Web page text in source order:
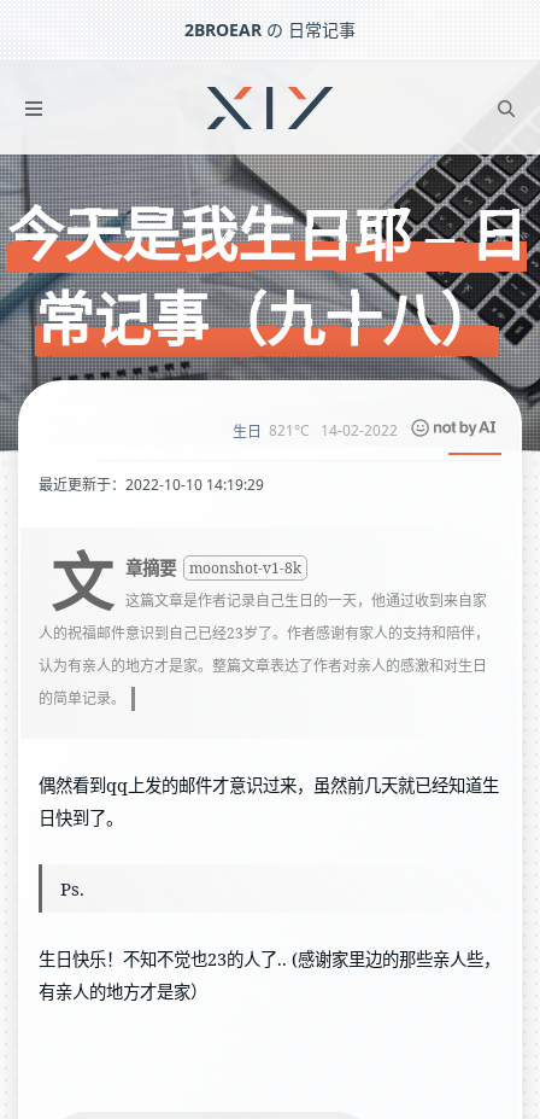
2BROEAR の 日常记事
今天是我生日耶 – 日常记事（九十八）
下一篇：分别总是难以忘怀 – 有感而发（十七）
今天是我生日耶 – 日
常记事（九十八）
生日 821°C 14-02-2022
最近更新于：2022-10-10 14:19:29
文 章摘要
moonshot-v1-8k
这篇文章是作者记录自己生日的一天，他通过收到来自家
人的祝福邮件意识到自己已经23岁了。作者感谢有家人的支持和陪伴，
认为有亲人的地方才是家。整篇文章表达了作者对亲人的感激和对生日
的简单记录。
偶然看到qq上发的邮件才意识过来，虽然前几天就已经知道生
日快到了。
Ps.
生日快乐！不知不觉也23的人了.. (感谢家里边的那些亲人些，
有亲人的地方才是家）